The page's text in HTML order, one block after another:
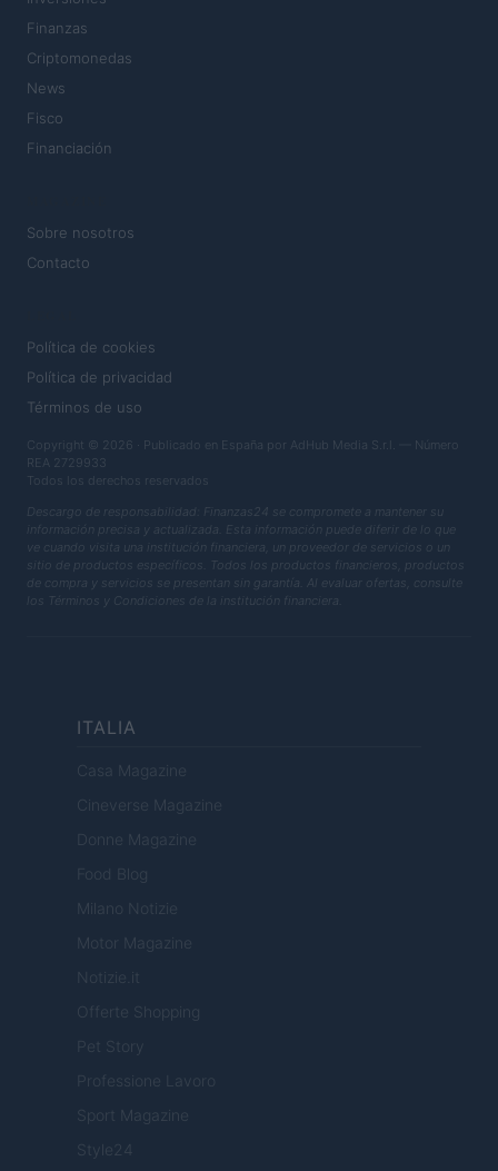
Finanzas
Criptomonedas
News
Fisco
Financiación
Sobre nosotros
Contacto
Política de cookies
Política de privacidad
Términos de uso
Copyright © 2026 · Publicado en España por AdHub Media S.r.l. — Número
REA 2729933
Todos los derechos reservados
Descargo de responsabilidad: Finanzas24 se compromete a mantener su
información precisa y actualizada. Esta información puede diferir de lo que
ve cuando visita una institución financiera, un proveedor de servicios o un
sitio de productos específicos. Todos los productos financieros, productos
de compra y servicios se presentan sin garantía. Al evaluar ofertas, consulte
los Términos y Condiciones de la institución financiera.
ITALIA
Casa Magazine
Cineverse Magazine
Donne Magazine
Food Blog
Milano Notizie
Motor Magazine
Notizie.it
Offerte Shopping
Pet Story
Professione Lavoro
Sport Magazine
Style24